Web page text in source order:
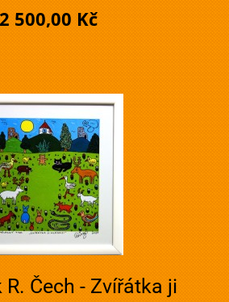
2 500,00 Kč
R. Čech - Zvířátka ji